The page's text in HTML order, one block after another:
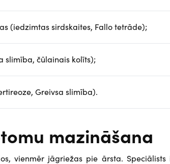
(iedzimtas sirdskaites, Fallo tetrāde);
slimība, čūlainais kolīts);
Greivsa slimība).
mazināšana
vienmēr jāgriežas pie ārsta. Speciālists